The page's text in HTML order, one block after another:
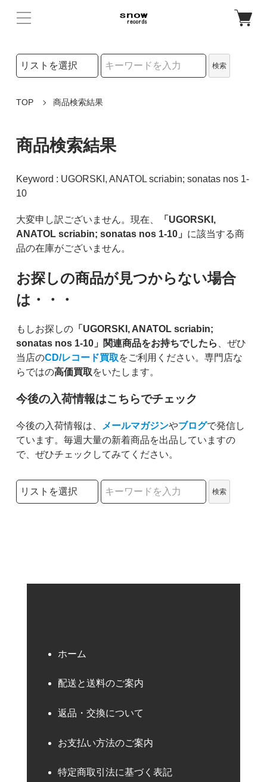
検索リストの選択
検索
TOP 商品検索結果
商品検索結果
Keyword : UGORSKI, ANATOL scriabin; sonatas nos 1-
10
大変申し訳ございません。現在、
「UGORSKI,
ANATOL scriabin; sonatas nos 1-10」 に該当する商
品の在庫がございません。
お探しの商品が見つからない場合
は・・・
もしお探しの「UGORSKI, ANATOL scriabin;
sonatas nos 1-10」関連商品をお持ちでしたら 、ぜひ
当店のCD/レコード買取をご利用ください。専門店な
らではの高価買取をいたします。
今後の入荷情報はこちらでチェック
今後の入荷情報は、 メールマガジンやブログで発信し
ています。毎週大量の新着商品を出品していますの
で、ぜひチェックしてみてください。
検索リストの選択
検索
ホーム
配送と送料のご案内
返品・交換について
お支払い方法のご案内
特定商取引法に基づく表記